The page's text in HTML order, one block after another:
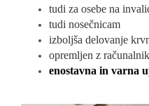
tudi za osebe na
tudi nosečnicam
izboljša delovanje
opremljen z
enostavna in varna